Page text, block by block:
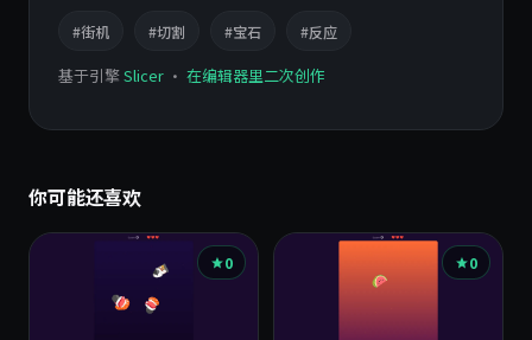
#街机 #切割 #宝石 #反应
基于引擎Slicer · 在编辑器里二次创作
你可能还喜欢
0 0